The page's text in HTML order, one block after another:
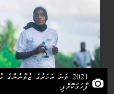
2021 ވަނަ އަހަރުގެ
ފާހަގަކޮށްފި.